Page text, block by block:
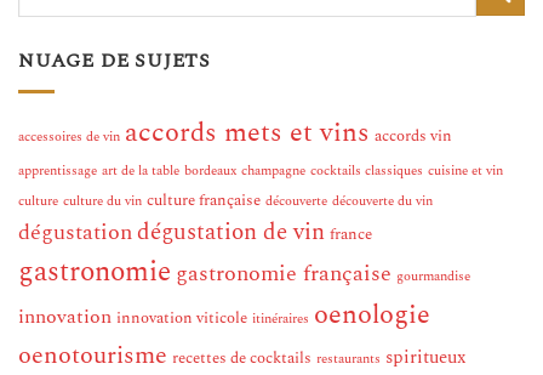
NUAGE DE SUJETS
accessoires de vin accords mets et vins accords vin
apprentissage art de la table bordeaux champagne cocktails classiques cuisine et vin
culture culture du vin culture française découverte découverte du vin
dégustationdégustation de vin france
gastronomie gastronomie française gourmandise
innovation innovation viticole itinéraires oenologie
oenotourisme recettes de cocktails restaurants spiritueux